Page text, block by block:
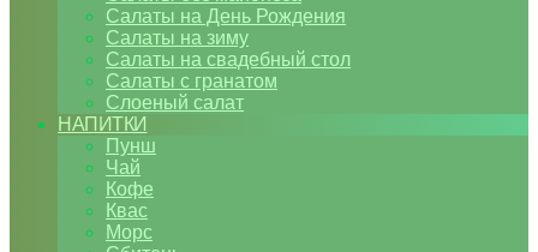
Салаты на День Рождения
Салаты на зиму
Салаты на свадебный стол
Салаты с гранатом
Слоеный салат
НАПИТКИ
Пунш
Чай
Кофе
Квас
Морс